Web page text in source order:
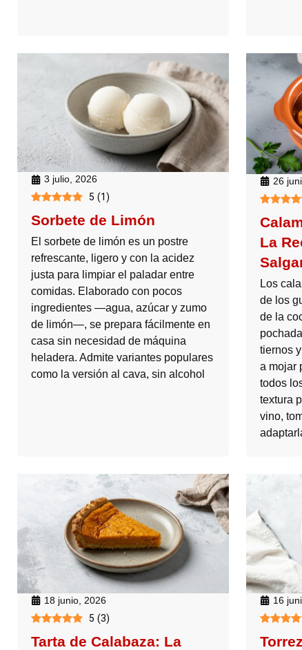
3 julio, 2026
5 (1)
Sorbete de Limón
El sorbete de limón es un postre
refrescante, ligero y con la acidez
justa para limpiar el paladar entre
comidas. Elaborado con pocos
ingredientes —agua, azúcar y zumo
de limón—, se prepara fácilmente en
casa sin necesidad de máquina
heladera. Admite variantes populares
como la versión al cava, sin alcohol
26
La
Los
de los
de la
tiernos
a mojar
todos
textura
vino,
18 junio, 2026
5 (3)
Tarta de Calabaza: La
16